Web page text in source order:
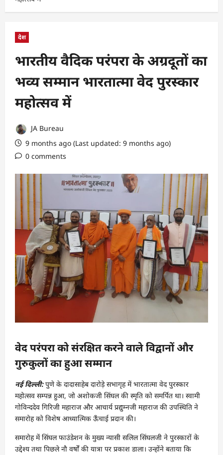
देश
भारतीय वैदिक परंपरा के अग्रदूतों का
भव्य सम्मान भारतात्मा वेद पुरस्कार
महोत्सव में
JA Bureau
9 months ago (Last updated: 9 months ago)
0 comments
वेद परंपरा को संरक्षित करने वाले विद्वानों और
गुरुकुलों का हुआ सम्मान
नई दिल्ली:पुणे के दादासाहेब दारोड़े सभागृह में भारतात्मा वेद पुरस्कार
महोत्सव सम्पन्न हुआ, जो अशोकजी सिंघल की स्मृति को समर्पित था। स्वामी
गोविन्ददेव गिरिजी महाराज और आचार्य प्रद्युम्नजी महाराज की उपस्थिति ने
समारोह को विशेष आध्यात्मिक ऊँचाई प्रदान की।
समारोह में सिंघल फाउंडेशन के मुख्य न्यासी सलिल सिंघलजी ने पुरस्कारों के
उद्देश्य तथा पिछले नौ वर्षों की यात्रा पर प्रकाश डाला। उन्होंने बताया कि